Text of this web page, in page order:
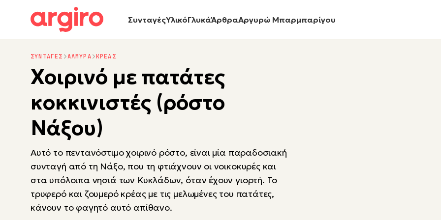
ΣυνταγέςΥλικόΓλυκάΆρθραΑργυρώ Μπαρμπαρίγου
ΣΥΝΤΑΓΕΣ ΑΛΜΥΡΑ ΚΡΕΑΣ
Χοιρινό με πατάτες
κοκκινιστές (ρόστο
Νάξου)
Αυτό το πεντανόστιμο χοιρινό ρόστο, είναι μία παραδοσιακή
συνταγή από τη Νάξο, που τη φτιάχνουν οι νοικοκυρές και
στα υπόλοιπα νησιά των Κυκλάδων, όταν έχουν γιορτή. Το
τρυφερό και ζουμερό κρέας με τις μελωμένες του πατάτες,
κάνουν το φαγητό αυτό απίθανο.